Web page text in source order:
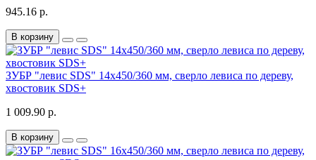
945.16 р.
В корзину
ЗУБР "левис SDS" 14x450/360 мм, сверло левиса по дереву,
хвостовик SDS+
1 009.90 р.
В корзину